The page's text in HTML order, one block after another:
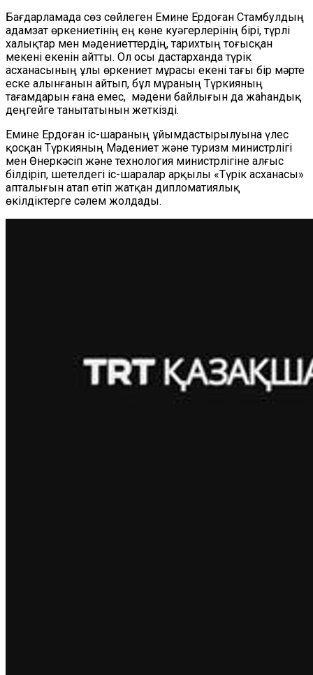
Бағдарламада сөз сөйлеген Емине Ердоған Стамбулдың
адамзат өркениетінің ең көне куәгерлерінің бірі, түрлі
халықтар мен мәдениеттердің, тарихтың тоғысқан
мекені екенін айтты. Ол осы дастарханда түрік
асханасының ұлы өркениет мұрасы екені тағы бір мәрте
еске алынғанын айтып, бұл мұраның Түркияның
тағамдарын ғана емес, мәдени байлығын да жаһандық
деңгейге танытатынын жеткізді.
Емине Ердоған іс-шараның ұйымдастырылуына үлес
қосқан Түркияның Мәдениет және туризм министрлігі
мен Өнеркәсіп және технология министрлігіне алғыс
білдіріп, шетелдегі іс-шаралар арқылы «Түрік асханасы»
апталығын атап өтіп жатқан дипломатиялық
өкілдіктерге сәлем жолдады.